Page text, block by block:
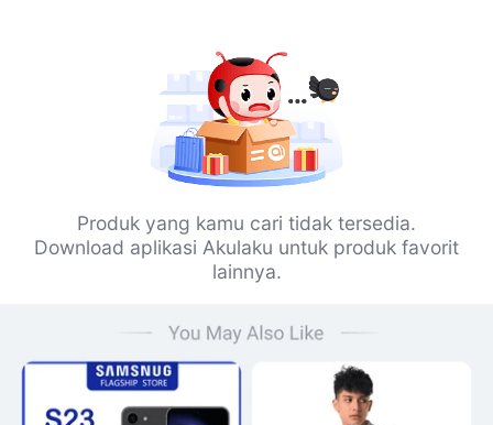
Produk yang kamu cari tidak tersedia.
Download aplikasi Akulaku untuk produk favorit
lainnya.